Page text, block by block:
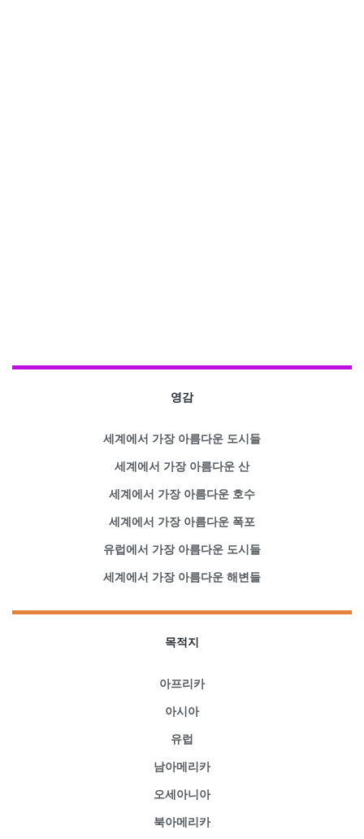
영감
세계에서 가장 아름다운 도시들
세계에서 가장 아름다운 산
세계에서 가장 아름다운 호수
세계에서 가장 아름다운 폭포
유럽에서 가장 아름다운 도시들
세계에서 가장 아름다운 해변들
목적지
아프리카
아시아
유럽
남아메리카
오세아니아
북아메리카